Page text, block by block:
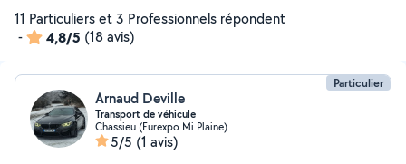
11 Particuliers et 3 Professionnels répondent
-
4,8/5 (18 avis)
Particulier
Arnaud Deville
Transport de véhicule
Chassieu (Eurexpo Mi Plaine)
5/5 (1 avis)